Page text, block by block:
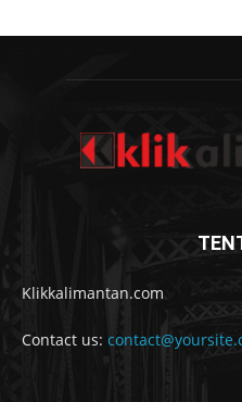
Klikkalimantan.com
Contact us: